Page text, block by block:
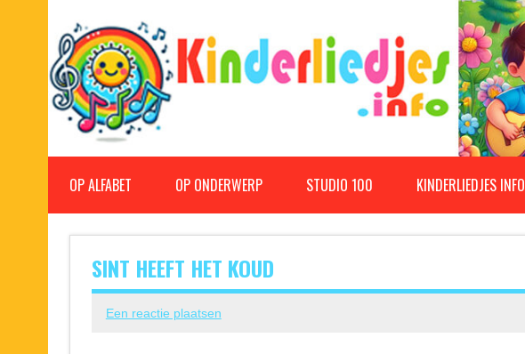
Kinderliedjes
OP ALFABET OP ONDERWERP STUDIO 100 KINDERLIEDJES INFO
SINT HEEFT HET KOUD
Een reactie plaatsen